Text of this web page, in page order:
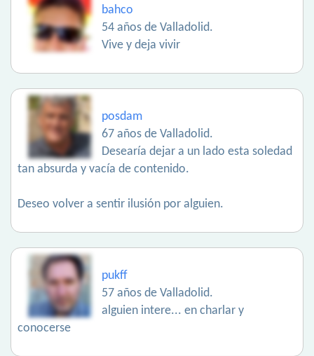
bahco
54 años de Valladolid.
Vive y deja vivir
posdam
67 años de Valladolid.
Desearía dejar a un lado esta soledad
tan absurda y vacía de contenido.
Deseo volver a sentir ilusión por alguien.
pukff
57 años de Valladolid.
alguien intere... en charlar y
conocerse